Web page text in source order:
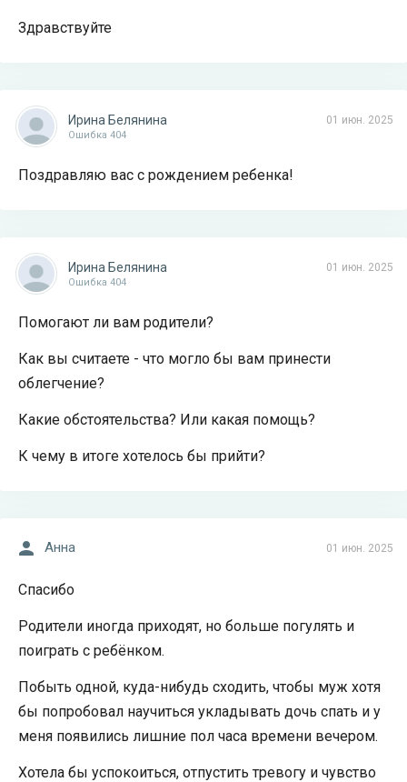
Здравствуйте
01 июн. 2025
Ирина Белянина
Ошибка 404
Поздравляю вас с рождением ребенка!
01 июн. 2025
Ирина Белянина
Ошибка 404
Помогают ли вам родители?
Как вы считаете - что могло бы вам принести
облегчение?
Какие обстоятельства? Или какая помощь?
К чему в итоге хотелось бы прийти?
01 июн. 2025
Анна
Спасибо
Родители иногда приходят, но больше погулять и
поиграть с ребёнком.
Побыть одной, куда-нибудь сходить, чтобы муж хотя
бы попробовал научиться укладывать дочь спать и у
меня появились лишние пол часа времени вечером.
Хотела бы успокоиться, отпустить тревогу и чувство